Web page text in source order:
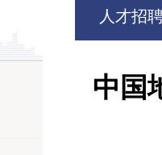
人才招
中国